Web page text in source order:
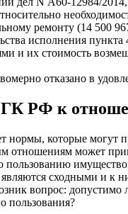
ремонту (14 500
исполнения
и их стоимость
отказано в
РФ к
нормы, которые могут
может
пользованию
сходными и к
вопрос:
пользования?